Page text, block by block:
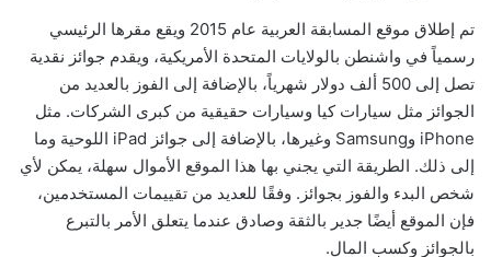
تم إطلاق موقع المسابقة العربية عام 2015 ويقع مقرها الرئيسي
رسمياً في واشنطن بالولايات المتحدة الأمريكية، ويقدم جوائز نقدية
تصل إلى 500 ألف دولار شهرياً، بالإضافة إلى الفوز بالعديد من
الجوائز مثل سيارات كيا وسيارات حقيقية من كبرى الشركات. مثل
iPhone وSamsung وغيرها، بالإضافة إلى جوائز iPad اللوحية وما
إلى ذلك. الطريقة التي يجني بها هذا الموقع الأموال سهلة، يمكن لأي
شخص البدء والفوز بجوائز. وفقًا للعديد من تقييمات المستخدمين،
فإن الموقع أيضًا جدير بالثقة وصادق عندما يتعلق الأمر بالتبرع
بالجوائز وكسب المال.